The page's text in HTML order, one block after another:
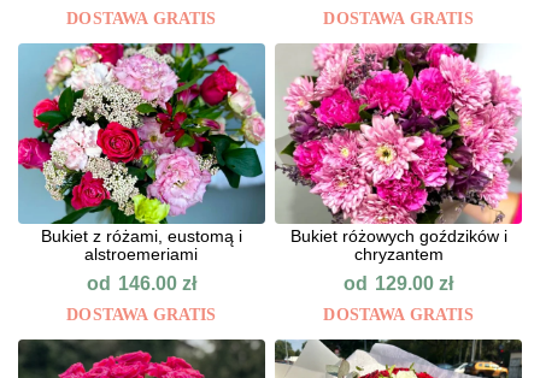
DOSTAWA GRATIS DOSTAWA GRATIS
Bukiet z różami, eustomą i
alstroemeriami
od 146.00 zł
DOSTAWA GRATIS
Bukiet różowych goździków i
chryzantem
od 129.00zł
DOSTAWA GRATIS